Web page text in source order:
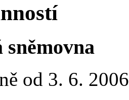
sněmovna
od 3. 6.